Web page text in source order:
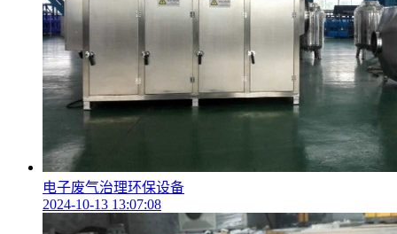
电子废气治理环保设备
2024-10-13 13:07:08